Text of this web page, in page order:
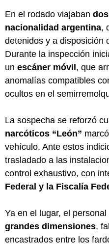
En el rodado viajaban
nacionalidad argentina,
detenidos y a disposición
Durante la inspección
un escáner móvil, que
anomalías compatibles
ocultos en el
La sospecha se reforzó
narcóticos “León”
vehículo. Ante estos
trasladado a las
control exhaustivo, con
Federal y la Fiscalía
Ya en el lugar, el
grandes dimensiones,
encastrados entre los